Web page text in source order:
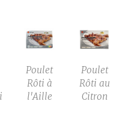
Poulet
Rôti à
l'Aille
Poulet
Rôti au
Citron